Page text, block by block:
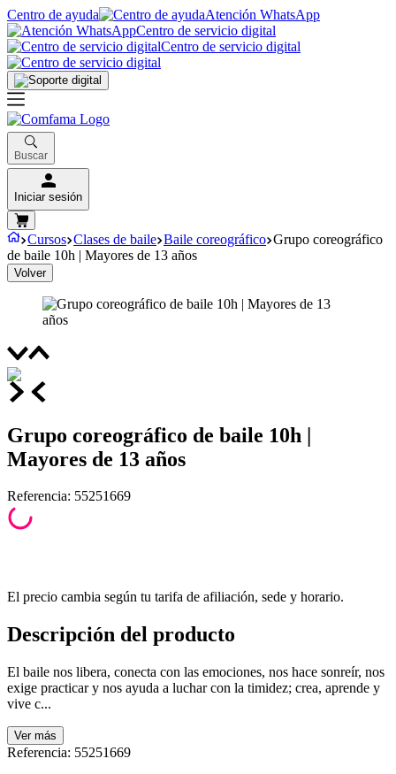
Centro de ayuda
Atención WhatsApp
Centro de servicio digital
Centro de servicio digital
Buscar
Iniciar sesión
Cursos Clases de baile Baile coreográfico Grupo coreográfico
de baile 10h | Mayores de 13 años
Volver
Grupo coreográfico de baile 10h |
Mayores de 13 años
Referencia: 55251669
El precio cambia según tu tarifa de afiliación, sede y horario.
Descripción del producto
El baile nos libera, conecta con las emociones, nos hace sonreír, nos
exige practicar y nos ayuda a luchar con la timidez; crea, aprende y
vive c...
Ver más
Referencia: 55251669